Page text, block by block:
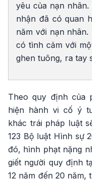
yêu của nạn
nhận đã có quan
năm với nạn
có tình cảm với
ghen tuông, ra tay
Theo quy định của
hiện hành vi cố ý
khác trái pháp luật
123 Bộ luật Hình sự
đó, hình phạt nặng
giết người quy định
12 năm đến 20